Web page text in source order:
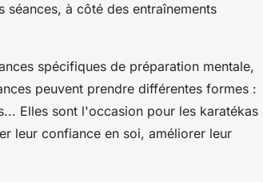
à côté des entraînements
spécifiques de préparation mentale,
peuvent prendre différentes formes :
Elles sont l'occasion pour les karatékas
leur confiance en soi, améliorer leur